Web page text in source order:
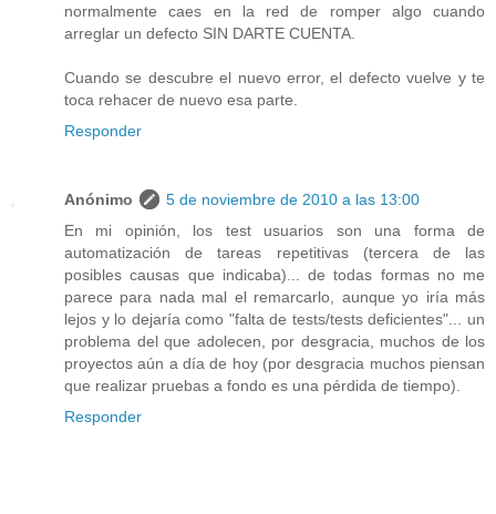
normalmente caes en la red de romper algo cuando
arreglar un defecto SIN DARTE CUENTA.
Cuando se descubre el nuevo error, el defecto vuelve y te
toca rehacer de nuevo esa parte.
Responder
Anónimo
5 de noviembre de 2010 a las 13:00
En mi opinión, los test usuarios son una forma de
automatización de tareas repetitivas (tercera de las
posibles causas que indicaba)... de todas formas no me
parece para nada mal el remarcarlo, aunque yo iría más
lejos y lo dejaría como "falta de tests/tests deficientes"... un
problema del que adolecen, por desgracia, muchos de los
proyectos aún a día de hoy (por desgracia muchos piensan
que realizar pruebas a fondo es una pérdida de tiempo).
Responder